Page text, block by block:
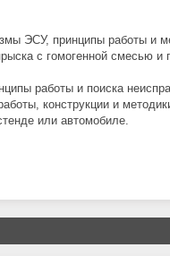
ЭСУ, принципы работы и
с гомогенной смесью
работы и поиска
конструкции и
или автомобиле.